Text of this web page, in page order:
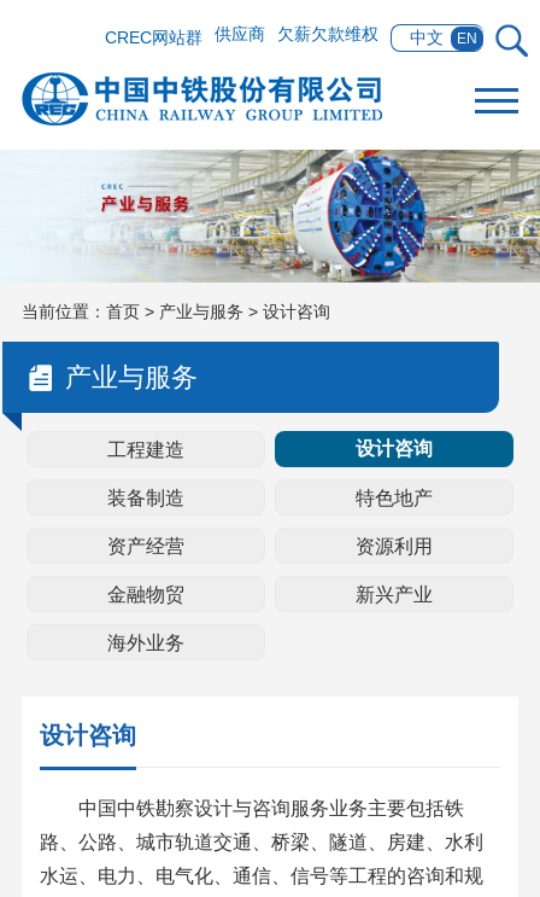
中文 EN
欠薪欠款维权
供应商
CREC网站群
当前位置： 首页> 产业与服务 > 设计咨询
产业与服务
工程建造 设计咨询
装备制造 特色地产
资产经营 资源利用
金融物贸 新兴产业
海外业务
设计咨询
中国中铁勘察设计与咨询服务业务主要包括铁
路、公路、城市轨道交通、桥梁、隧道、房建、水利
水运、电力、电气化、通信、信号等工程的咨询和规